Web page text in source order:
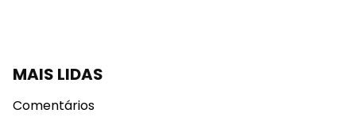
MAIS LIDAS
Comentários